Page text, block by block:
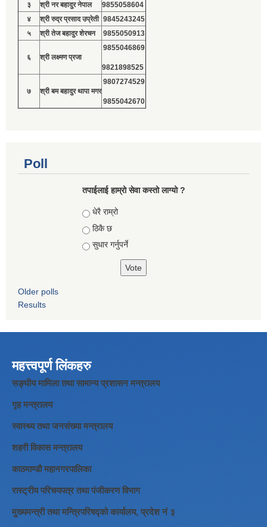
३
श्री नर बहादुर नेपाल
9855058604
४
श्री रुद्र प्रसाद उप्रेती 9845243245
५
श्री तेज बहादुर शेरचन 9855050913
६ श्री लक्ष्मण प्रजा
9855046869
9821898525
७ श्री बम बहादुर थापा मगर
9807274529
9855042670
Poll
तपाईलाई हाम्रो सेवा कस्तो लाग्यो ?
Choices
धेरै राम्रो
ठिकै छ
सुधार गर्नुपर्ने
Older polls
Results
महत्त्वपूर्ण लिंकहरु
सङ्घीय मामिला तथा सामान्य प्रशासन मन्त्रालय
गृह मन्त्रालय
स्वास्थ्य तथा जनसंख्या मन्त्रालय
शहरी विकास मन्त्रालय
काठमाण्डौ महानगरपालिका
रास्ट्रीय परिचयपत्र तथा पंजीकरण विभाग
मुख्यमन्त्री तथा मन्त्रिपरिषद्को कार्यालय, प्रदेश नं ३